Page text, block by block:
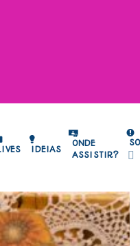
IDEIAS
ONDE
ASSISTIR?